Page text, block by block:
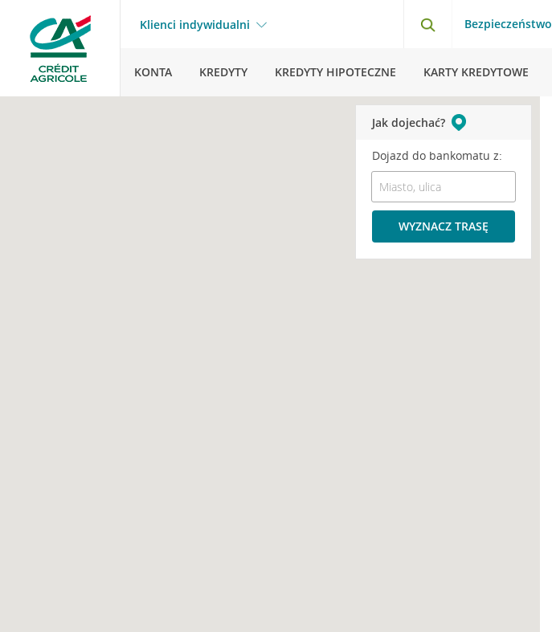
Klienci indywidualni Bezpieczeństwo
KONTA KREDYTY KREDYTY HIPOTECZNE KARTY KREDYTOWE
Jak dojechać?
Dojazd do bankomatu z:
WYZNACZ TRASĘ